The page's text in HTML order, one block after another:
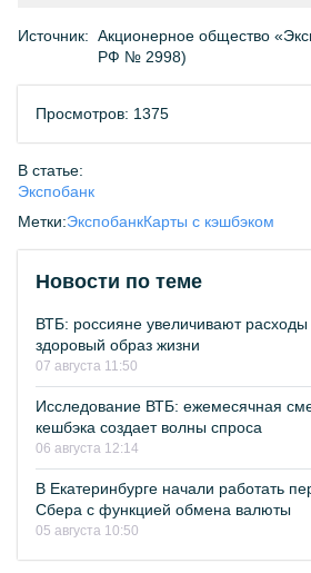
Источник: Акционерное общество
РФ № 2998)
Просмотров: 1375
В статье:
Экспобанк
Метки:ЭкспобанкКарты с кэшбэком
Новости по теме
ВТБ: россияне увеличивают расходы
здоровый образ жизни
07 августа 11:50
Исследование ВТБ: ежемесячная
кешбэка создает волны спроса
06 августа 12:14
В Екатеринбурге начали работать
Сбера с функцией обмена валюты
05 августа 10:50